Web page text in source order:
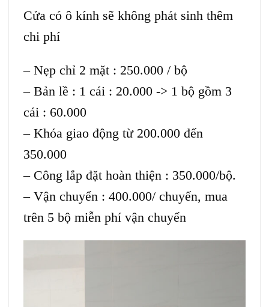
Cửa có ô kính sẽ không phát sinh thêm
chi phí
– Nẹp chỉ 2 mặt : 250.000 / bộ
– Bản lề : 1 cái : 20.000 -> 1 bộ gồm 3
cái : 60.000
– Khóa giao động từ 200.000 đến
350.000
– Công lắp đặt hoàn thiện : 350.000/bộ.
– Vận chuyển : 400.000/ chuyến, mua
trên 5 bộ miễn phí vận chuyển